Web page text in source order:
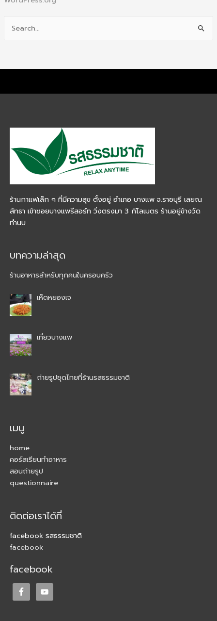
r
ร้านกาแฟเล็ก ๆ ที่มีความสุข ตั้งอยู่ อำเภอ บางแพ จ.ราชบุรี เลยณ
สัทธา เข้าซอยบางแพรีสอร์ท วิ่งตรงมา 3 กิโลเมตร ร้านอยู่ข้างวัด
ทำนบ
บทความล่าสุด
ร้านอาหารสำหรับทุกคนในครอบครัว
เห็ดหยองเจ
เที่ยวบางแพ
ถ่ายรูปชุดไทยที่ร้านรสธรรมชาติ
เมนู
home
คอร์สเรียนทำอาหาร
สอนถ่ายรูป
questionnaire
ติดต่อเราได้ที่
facebook รสธรรมชาติ
facebook
facebook